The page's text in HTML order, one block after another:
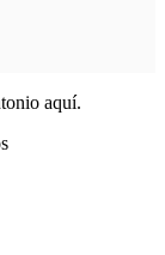
aquí.